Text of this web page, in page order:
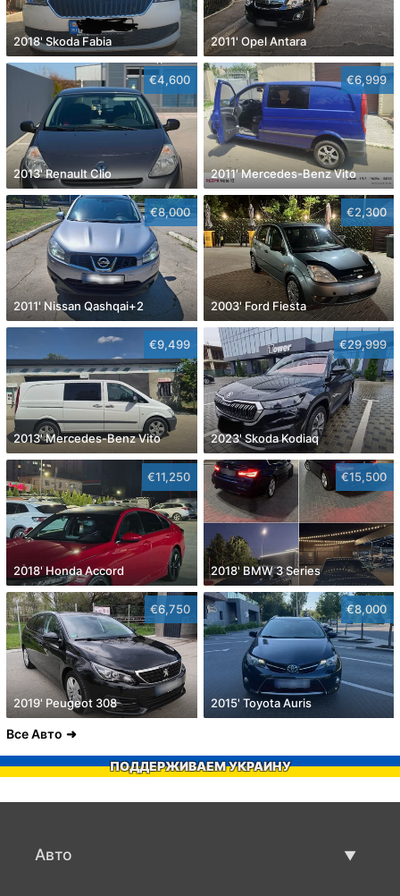
2018' Skoda Fabia 2011' Opel Antara
€4,600
2013' Renault Clio
€6,999
2011' Mercedes-Benz Vito
€8,000
2011' Nissan Qashqai+2
€2,300
2003' Ford Fiesta
€9,499
2013' Mercedes-Benz Vito
€29,999
2023' Skoda Kodiaq
€11,250
2018' Honda Accord
€15,500
2018' BMW 3 Series
€6,750
2019' Peugeot 308
€8,000
2015' Toyota Auris
Все Авто
ПОДДЕРЖИВАЕМ УКРАИНУ
Авто